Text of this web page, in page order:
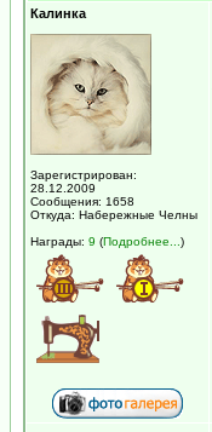
Калинка
Зарегистрирован:
28.12.2009
Сообщения: 1658
Откуда: Набережные Челны
Награды: 9 (Подробнее... )